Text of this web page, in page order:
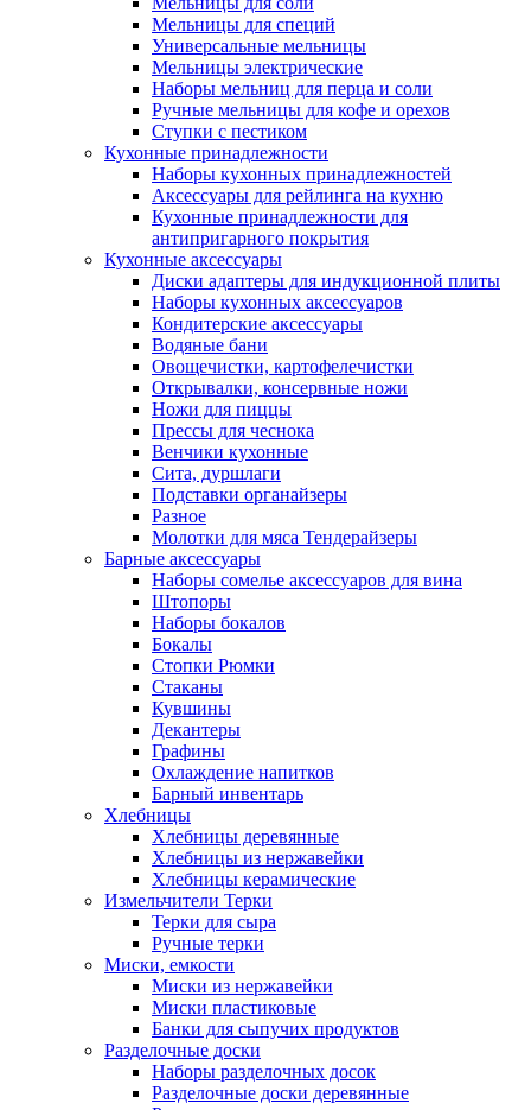
Мельницы для специй
Универсальные мельницы
Мельницы электрические
Наборы мельниц для перца и соли
Ручные мельницы для кофе и орехов
Ступки с пестиком
Кухонные принадлежности
Наборы кухонных принадлежностей
Аксессуары для рейлинга на кухню
Кухонные принадлежности для
антипригарного покрытия
Кухонные аксессуары
Диски адаптеры для индукционной плиты
Наборы кухонных аксессуаров
Кондитерские аксессуары
Водяные бани
Овощечистки, картофелечистки
Открывалки, консервные ножи
Ножи для пиццы
Прессы для чеснока
Венчики кухонные
Сита, дуршлаги
Подставки органайзеры
Разное
Молотки для мяса Тендерайзеры
Барные аксессуары
Наборы сомелье аксессуаров для вина
Штопоры
Наборы бокалов
Бокалы
Стопки Рюмки
Стаканы
Кувшины
Декантеры
Графины
Охлаждение напитков
Барный инвентарь
Хлебницы
Хлебницы деревянные
Хлебницы из нержавейки
Хлебницы керамические
Измельчители Терки
Терки для сыра
Ручные терки
Миски, емкости
Миски из нержавейки
Миски пластиковые
Банки для сыпучих продуктов
Разделочные доски
Наборы разделочных досок
Разделочные доски деревянные